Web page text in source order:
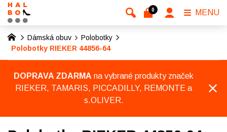
Dámská obuv
Polobotky
Polobotky RIEKER 44856-64
DOPRAVA ZDARMA na vybrané produkty značek
RIEKER, TAMARIS, PICCADILLY, REMONTE a
s.OLIVER.
0 MENU